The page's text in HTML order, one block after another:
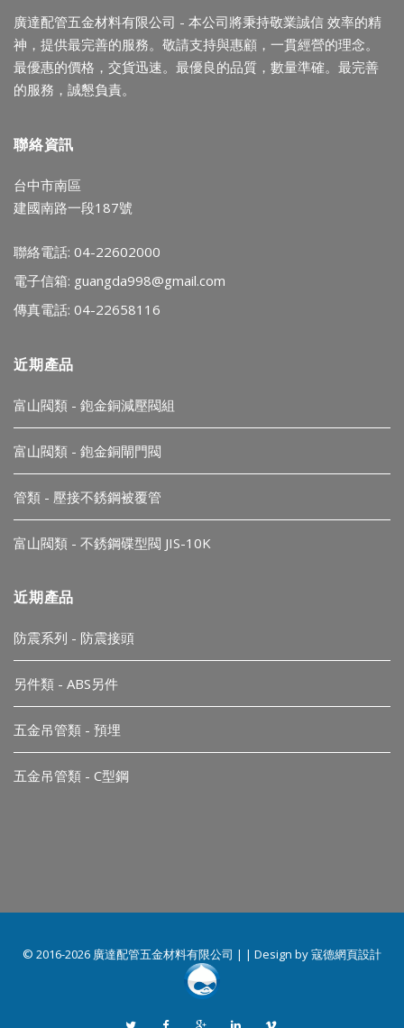
廣達配管五金材料有限公司 - 本公司將秉持敬業誠信 效率的精
神，提供最完善的服務。敬請支持與惠顧，一貫經營的理念。
最優惠的價格，交貨迅速。最優良的品質，數量準確。最完善
的服務，誠懇負責。
聯絡資訊
台中市南區
建國南路一段187號
聯絡電話: 04-22602000
電子信箱: guangda998@gmail.com
傳真電話: 04-22658116
近期產品
富山閥類 - 鉋金銅減壓閥組
富山閥類 - 鉋金銅閘門閥
管類 - 壓接不銹鋼被覆管
富山閥類 - 不銹鋼碟型閥 JIS-10K
近期產品
防震系列 - 防震接頭
另件類 - ABS另件
五金吊管類 - 預埋
五金吊管類 - C型鋼
© 2016-2026 廣達配管五金材料有限公司 | | Design by寇德網頁設計